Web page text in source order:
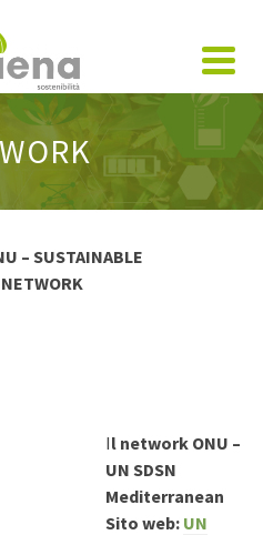
– SUSTAINABLE
Il network ONU –
UN SDSN
Mediterranean
Sito web: UN